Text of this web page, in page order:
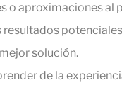
o aproximaciones al
resultados
solución.
de la